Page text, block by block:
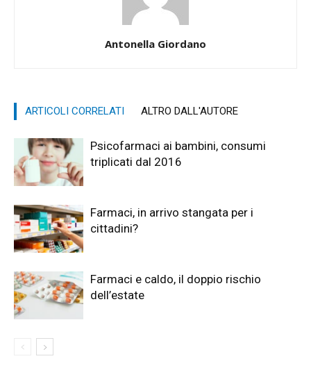
Antonella Giordano
ARTICOLI CORRELATI ALTRO DALL'AUTORE
Psicofarmaci ai bambini, consumi
triplicati dal 2016
Farmaci, in arrivo stangata per i
cittadini?
Farmaci e caldo, il doppio rischio
dell’estate